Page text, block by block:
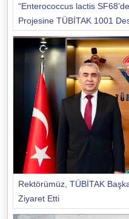
“Enterococcus lactis
Projesine TÜBİTAK 1001
Rektörümüz, TÜBİTAK
Ziyaret Etti